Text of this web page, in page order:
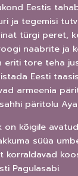
Eestis
ja tegemisi
türgi peret,
naabrite ja
eriti tore teha
Eesti
armeenia
päritolu
on kõigile
süüa
korraldavad
Pagulasabi.